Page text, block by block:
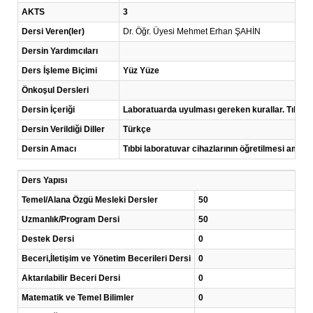
AKTS
3
Dersi Veren(ler)
Dr. Öğr. Üyesi Mehmet Erhan ŞAHİN
Dersin Yardımcıları
Ders İşleme Biçimi
Yüz Yüze
Önkoşul Dersleri
Dersin İçeriği
Laboratuarda uyulması gereken kurallar.
Dersin Verildiği Diller
Türkçe
Dersin Amacı
Tıbbi laboratuvar cihazlarının öğretilmesi
Ders Yapısı
Temel/Alana Özgü Mesleki Dersler
50
Uzmanlık/Program Dersi
50
Destek Dersi
0
Beceri,İletişim ve Yönetim Becerileri Dersi
0
Aktarılabilir Beceri Dersi
0
Matematik ve Temel Bilimler
0